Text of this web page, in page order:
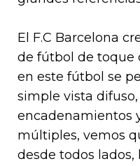
El F.C Barcelona
de fútbol de toque
en este fútbol se
simple vista
encadenamientos
múltiples, vemos
desde todos lados,